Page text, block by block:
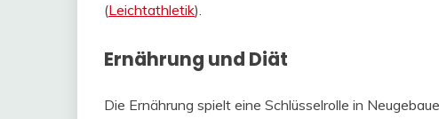
(Leichtathletik)​.
Ernährung und Diät
Die Ernährung spielt eine Schlüsselrolle in